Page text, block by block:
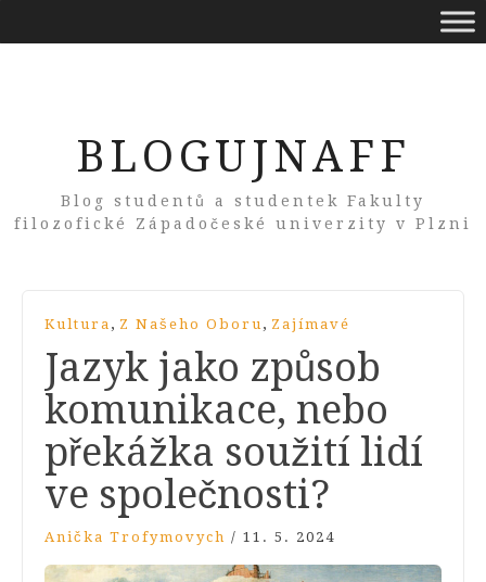
BLOGUJNAFF
Blog studentů a studentek Fakulty
filozofické Západočeské univerzity v Plzni
Kultura , Z Našeho Oboru, Zajímavé
Jazyk jako způsob
komunikace, nebo
překážka soužití lidí
ve společnosti?
Anička Trofymovych / 11. 5. 2024